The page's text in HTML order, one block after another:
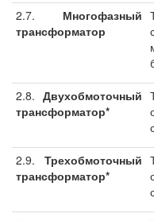
2.7. Многофазный
трансформатор
2.8. Двухобмоточный
трансформатор*
2.9. Трехобмоточный
трансформатор*